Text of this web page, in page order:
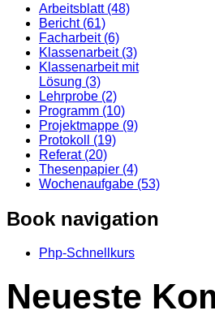
Arbeitsblatt (48)
Bericht (61)
Facharbeit (6)
Klassenarbeit (3)
Klassenarbeit mit
Lösung (3)
Lehrprobe (2)
Programm (10)
Projektmappe (9)
Protokoll (19)
Referat (20)
Thesenpapier (4)
Wochenaufgabe (53)
Book navigation
Php-Schnellkurs
Neueste